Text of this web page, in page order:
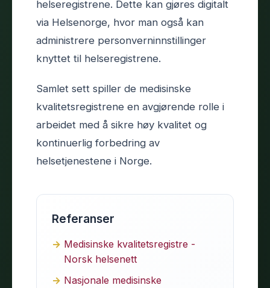
helseregistrene. Dette kan gjøres digitalt
via Helsenorge, hvor man også kan
administrere personverninnstillinger
knyttet til helseregistrene.
Samlet sett spiller de medisinske
kvalitetsregistrene en avgjørende rolle i
arbeidet med å sikre høy kvalitet og
kontinuerlig forbedring av
helsetjenestene i Norge.
Referanser
Medisinske kvalitetsregistre -
Norsk helsenett
Nasjonale medisinske